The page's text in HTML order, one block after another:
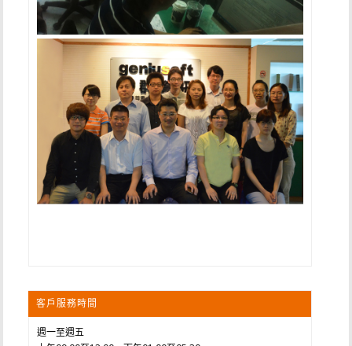
客戶服務時間
週一至週五